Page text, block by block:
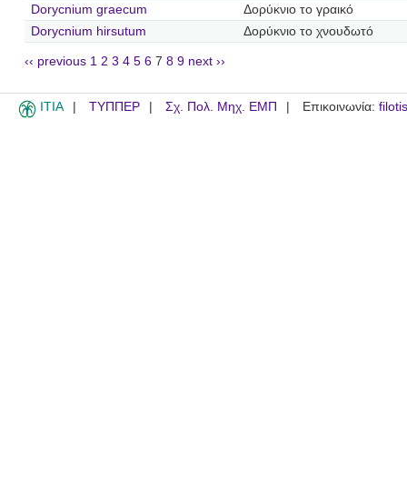
Dorycnium graecum
Δορύκνιο το γραικό
Dorycnium hirsutum
Δορύκνιο το χνουδωτό
‹‹ previous 1 2 3 4 5 6 7 8 9 next ››
ITIA ΤΥΠΠΕΡ Σχ. Πολ. Μηχ. ΕΜΠ Επικοινωνία: